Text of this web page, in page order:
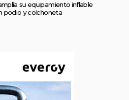
su equipamiento inflable
podio y colchoneta